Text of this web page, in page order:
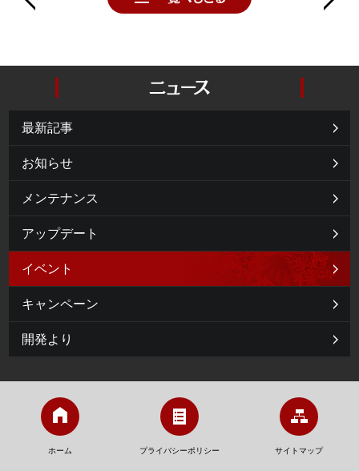
最新記事
お知らせ
メンテナンス
アップデート
イベント
キャンペーン
開発より
ホーム プライバシーポリシー サイトマップ